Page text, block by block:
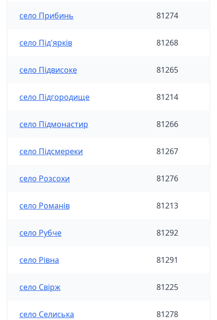
село Прибинь 81274
село Під'ярків 81268
село Підвисоке 81265
село Підгородище 81214
село Підмонастир 81266
село Підсмереки 81267
село Розсохи 81276
село Романів 81213
село Рубче 81292
село Рівна 81291
село Свірж 81225
село Селиська 81278